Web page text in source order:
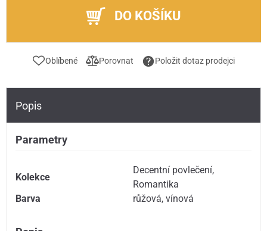
DO KOŠÍKU
Oblíbené Porovnat Položit dotaz prodejci
Popis
Parametry
Kolekce
Decentní povlečení,
Romantika
Barva
růžová,vínová